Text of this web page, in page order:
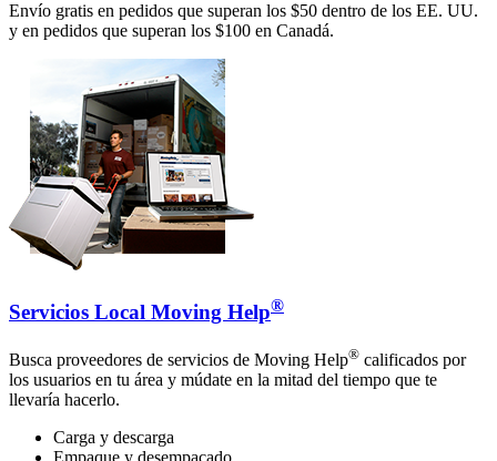
Envío gratis en pedidos que superan los $50 dentro de los EE. UU.
y en pedidos que superan los $100 en Canadá.
Servicios Local Moving Help®
Busca proveedores de servicios de Moving Help® calificados por
los usuarios en tu área y múdate en la mitad del tiempo que te
llevaría hacerlo.
Carga y descarga